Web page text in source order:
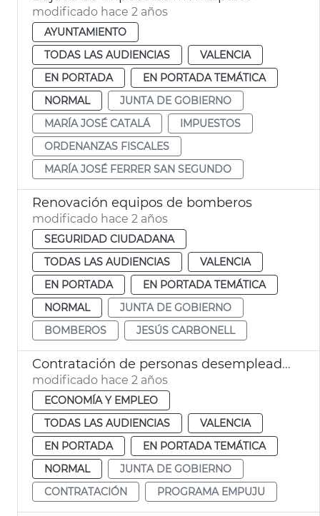
modificado hace 2 años
AYUNTAMIENTO
TODAS LAS AUDIENCIAS
VALENCIA
EN PORTADA
EN PORTADA TEMÁTICA
NORMAL
JUNTA DE GOBIERNO
MARÍA JOSÉ CATALÁ
IMPUESTOS
ORDENANZAS FISCALES
MARÍA JOSÉ FERRER SAN SEGUNDO
Renovación equipos de bomberos
modificado hace 2 años
SEGURIDAD CIUDADANA
TODAS LAS AUDIENCIAS
VALENCIA
EN PORTADA
EN PORTADA TEMÁTICA
NORMAL
JUNTA DE GOBIERNO
BOMBEROS
JESÚS CARBONELL
Contratación de personas desempleadas menores de 30 años
modificado hace 2 años
ECONOMÍA Y EMPLEO
TODAS LAS AUDIENCIAS
VALENCIA
EN PORTADA
EN PORTADA TEMÁTICA
NORMAL
JUNTA DE GOBIERNO
CONTRATACIÓN
PROGRAMA EMPUJU